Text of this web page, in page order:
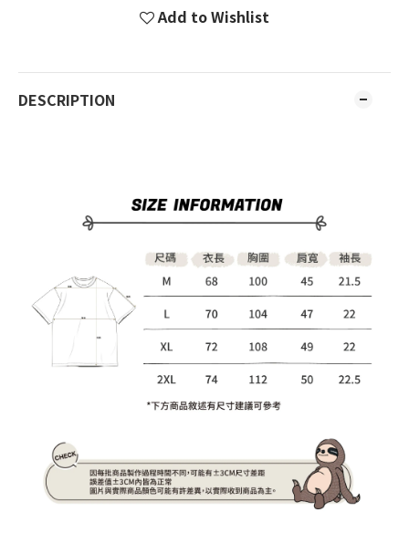
Add to Wishlist
DESCRIPTION